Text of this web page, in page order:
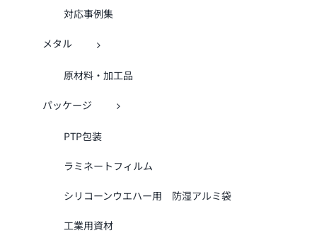
対応事例集
メタル
原材料・加工品
パッケージ
PTP包装
ラミネートフィルム
シリコーンウエハー用 防湿アルミ袋
工業用資材